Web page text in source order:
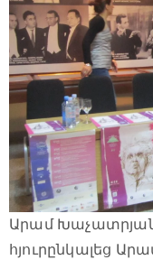
Արամ
հյուրընկալեց